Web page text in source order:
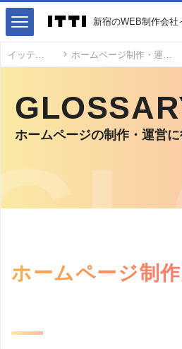
イッティ ホームページ制作・運営用語
ホームページの制作・運営
ホームページ制
新宿のWEB制作会社